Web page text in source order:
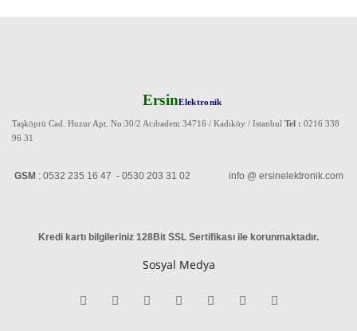
ErsinElektronik
Taşköprü Cad. Huzur Apt. No:30/2 Acıbadem 34716 / Kadıköy / Istanbul Tel : 0216 338
96 31
GSM : 0532 235 16 47 - 0530 203 31 02 info @ ersinelektronik.com
Kredi kartı bilgileriniz 128Bit SSL Sertifikası ile korunmaktadır.
Sosyal Medya